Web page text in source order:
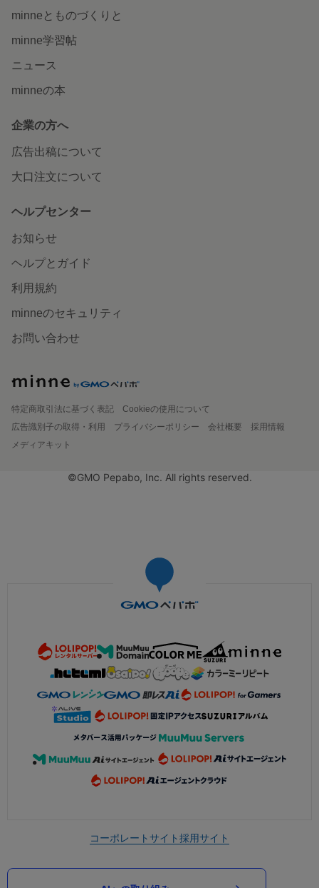
minneとものづくりと
minne学習帖
ニュース
minneの本
企業の方へ
広告出稿について
大口注文について
ヘルプセンター
お知らせ
ヘルプとガイド
利用規約
minneのセキュリティ
お問い合わせ
特定商取引法に基づく表記
Cookieの使用について
広告識別子の取得・利用
プライバシーポリシー 会社概要
採用情報
メディアキット
©GMO Pepabo, Inc. All rights reserved.
コーポレートサイト採用サイト